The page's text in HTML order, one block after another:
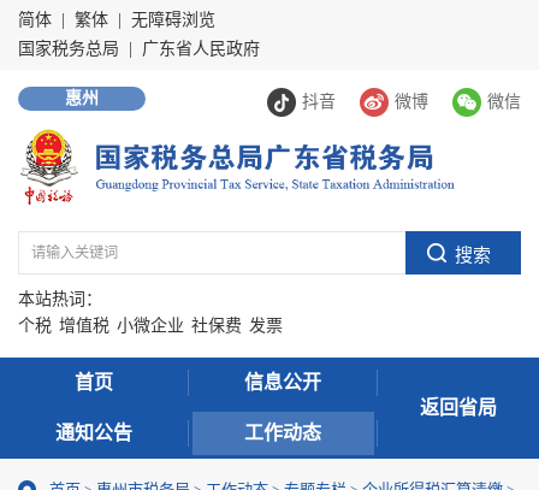
简体 繁体
无障碍浏览
国家税务总局
广东省人民政府
抖音 微博 微信
惠州
本站热词：
个税 增值税 小微企业 社保费 发票
首页 信息公开
通知公告 工作动态
返回省局